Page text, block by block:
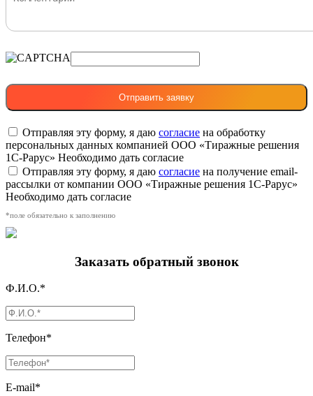
Отправляя эту форму, я даю согласие на обработку
персональных данных компанией ООО «Тиражные решения
1С-Рарус» Необходимо дать согласие
Отправляя эту форму, я даю согласие на получение email-
рассылки от компании ООО «Тиражные решения 1С-Рарус»
Необходимо дать согласие
*поле обязательно к заполнению
Заказать обратный звонок
Ф.И.О.*
Телефон*
E-mail*